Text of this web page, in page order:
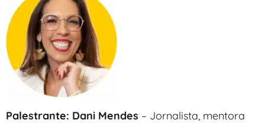
Palestrante: Dani Mendes – Jornalista, mentora